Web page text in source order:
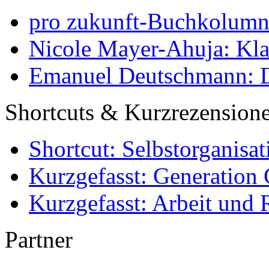
pro zukunft-
Nicole Mayer-Ahuja:
Emanuel Deutschmann:
Shortcuts &
Shortcut:
Kurzgefasst: Generation
Kurzgefasst: Arbeit und
Partner